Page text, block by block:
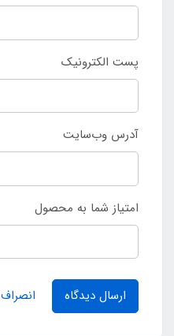
پست الکترونیک
آدرس وب‌سایت
امتیاز شما به محصول
ارسال دیدگاه انصراف